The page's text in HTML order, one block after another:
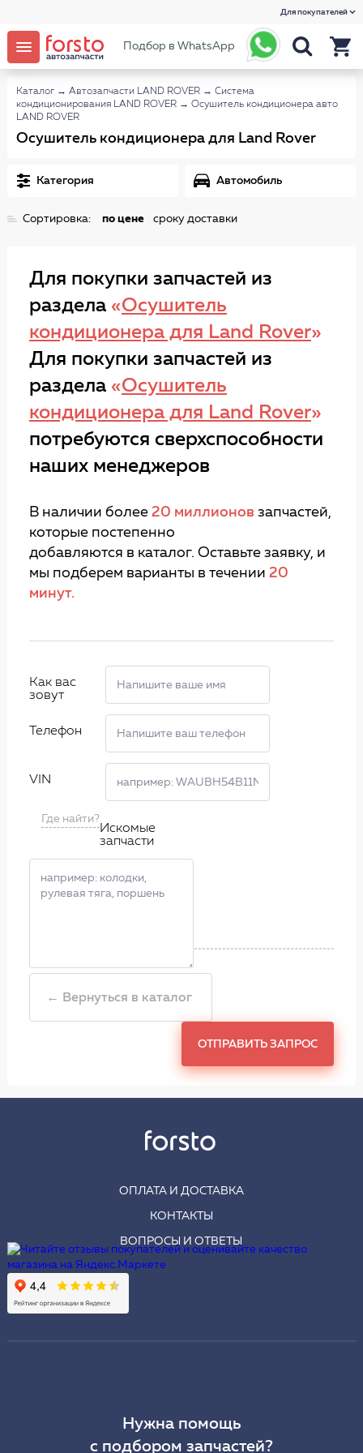
Для покупателей
Подбор в WhatsApp
Каталог → Автозапчасти LAND ROVER → Система
кондиционирования LAND ROVER → Осушитель кондиционера авто
LAND ROVER
Осушитель кондиционера для Land Rover
Категория Автомобиль
Сортировка: по цене сроку доставки
Для покупки запчастей из
раздела «Осушитель
кондиционера для Land Rover»
Для покупки запчастей из
раздела «Осушитель
кондиционера для Land Rover»
потребуются сверхспособности
наших менеджеров
В наличии более 20 миллионов запчастей,
которые постепенно
добавляются в каталог. Оставьте заявку, и
мы подберем варианты в течении 20
минут.
Как вас
зовут
Телефон
VIN
Где найти?
Искомые
запчасти
← Вернуться в каталог
ОТПРАВИТЬ ЗАПРОС
ОПЛАТА И ДОСТАВКА
КОНТАКТЫ
ВОПРОСЫ И ОТВЕТЫ
Нужна помощь
с подбором запчастей?